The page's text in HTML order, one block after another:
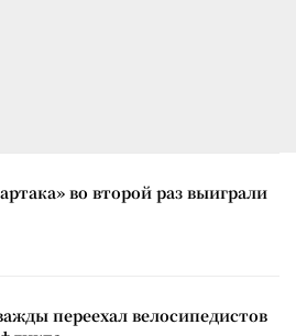
во второй раз выиграли
переехал велосипедистов